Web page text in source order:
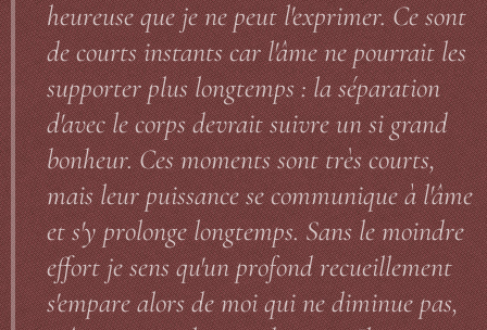
heureuse que je ne peut l'exprimer. Ce sont
de courts instants car l'âme ne pourrait les
supporter plus longtemps : la séparation
d'avec le corps devrait suivre un si grand
bonheur. Ces moments sont très courts,
mais leur puissance se communique à l'âme
et s'y prolonge longtemps. Sans le moindre
effort je sens qu'un profond recueillement
s'empare alors de moi qui ne diminue pas,